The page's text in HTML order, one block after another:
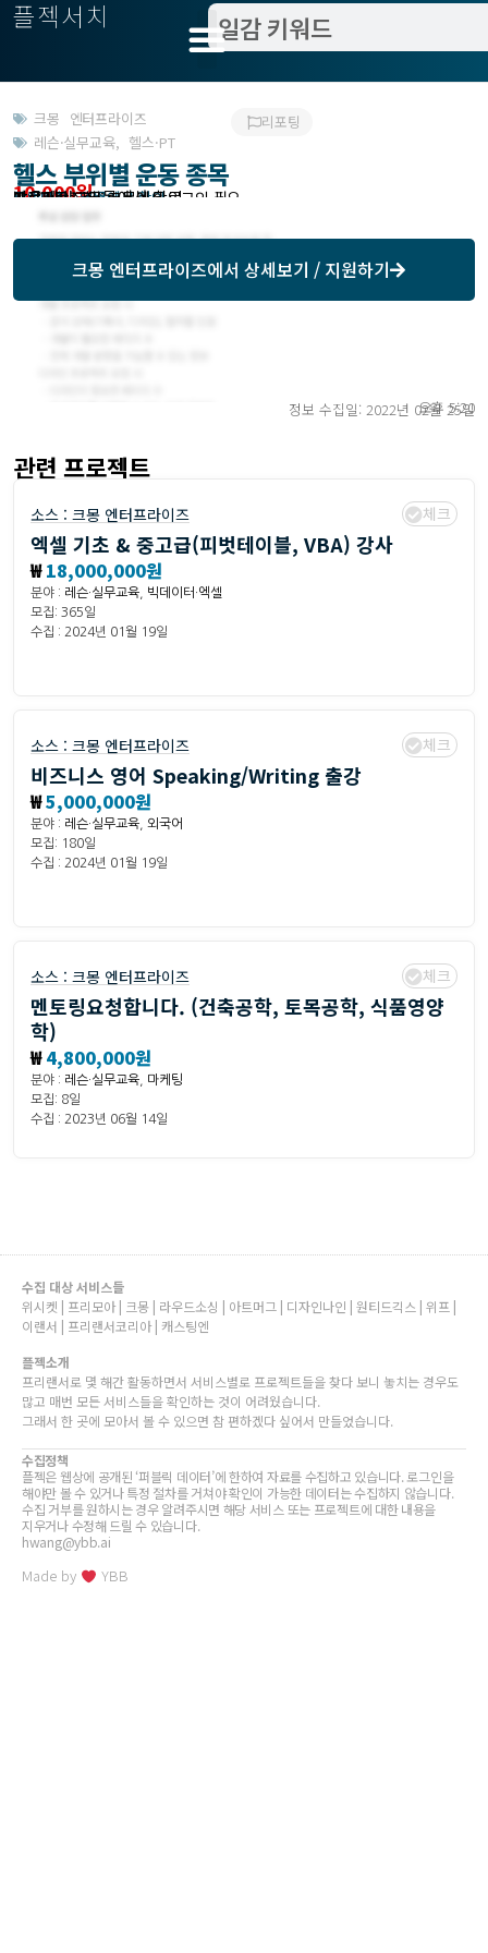
플젝서치
크몽 엔터프라이즈
레슨·실무교육,헬스·PT
리포팅
헬스 부위별 운동 종목
10,000원
작업방식 : 외주
모집기한 : 크몽에서 확인
예상기간 : 1일
프로젝트조회 : 크몽에서 로그인 필요
받은제안 : 크몽에서 확인
크몽 엔터프라이즈에서 상세보기 / 지원하기
정보 수집일: 2022년 02월 25일
오후 5:20
관련 프로젝트
소스 : 크몽 엔터프라이즈 체크
엑셀 기초 & 중고급(피벗테이블, VBA) 강사
₩18,000,000원
분야 : 레슨·실무교육
빅데이터·엑셀
모집: 365일
수집 : 2024년 01월 19일
소스 : 크몽 엔터프라이즈 체크
비즈니스 영어 Speaking/Writing 출강
₩5,000,000원
분야 : 레슨·실무교육 외국어
모집: 180일
수집 : 2024년 01월 19일
소스 : 크몽 엔터프라이즈 체크
멘토링요청합니다. (건축공학, 토목공학, 식품영양
학)
₩4,800,000원
분야 : 레슨·실무교육
마케팅
모집: 8일
수집 : 2023년 06월 14일
수집 대상 서비스들
위시켓 | 프리모아 | 크몽 | 라우드소싱 | 아트머그 | 디자인나인 | 원티드긱스 | 위프 |
이랜서 | 프리랜서코리아 | 캐스팅엔
플젝소개
프리랜서로 몇 해간 활동하면서 서비스별로 프로젝트들을 찾다 보니 놓치는 경우도
많고 매번 모든 서비스들을 확인하는 것이 어려웠습니다.
그래서 한 곳에 모아서 볼 수 있으면 참 편하겠다 싶어서 만들었습니다.
수집정책
플젝은 웹상에 공개된 ‘퍼블릭 데이터’에 한하여 자료를 수집하고 있습니다. 로그인을
해야만 볼 수 있거나 특정 절차를 거쳐야 확인이 가능한 데이터는 수집하지 않습니다.
수집 거부를 원하시는 경우 알려주시면 해당 서비스 또는 프로젝트에 대한 내용을
지우거나 수정해 드릴 수 있습니다.
hwang@ybb.ai
Made by YBB